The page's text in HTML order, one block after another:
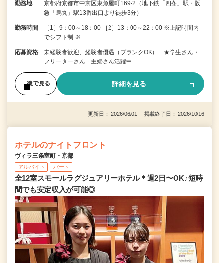
勤務地
京都府京都市中京区東魚屋町169-2（地下鉄「四条」駅・阪
急「烏丸」駅13番出口より徒歩3分）
勤務時間
［1］9：00～18：00 ［2］13：00～22：00 ※上記時間内
でシフト制 ※…
応募資格
未経験者歓迎、経験者優遇（ブランクOK） ★学生さん・
フリーターさん・主婦さん活躍中
後で見る 詳細を見る
更新日： 2026/06/01 掲載終了日： 2026/10/16
ホテルのナイトフロント
ヴィラ三条室町・京都
アルバイト パート
全12室スモールラグジュアリーホテル＊週2日〜OK♪短時
間でも安定収入が可能◎